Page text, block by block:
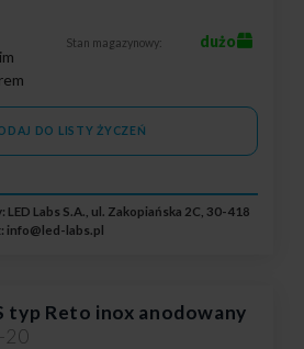
Stan magazynowy: dużo
DO LISTY ŻYCZEŃ
Labs S.A., ul. Zakopiańska 2C, 30-418
info@led-labs.pl
typ Reto inox anodowany
20